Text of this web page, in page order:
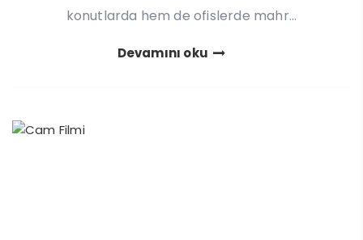
konutlarda hem de ofislerde mahr...
Devamını oku